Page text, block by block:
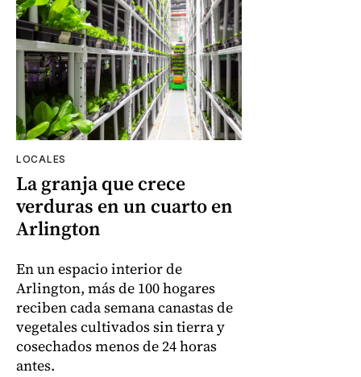
LOCALES
La granja que crece
verduras en un cuarto en
Arlington
En un espacio interior de
Arlington, más de 100 hogares
reciben cada semana canastas de
vegetales cultivados sin tierra y
cosechados menos de 24 horas
antes.